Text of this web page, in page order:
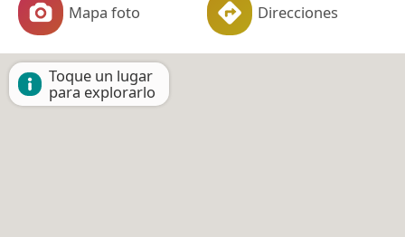
Mapa foto Direcciones
Toque un lugar
para explorarlo